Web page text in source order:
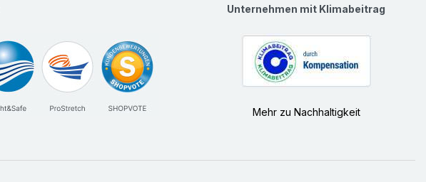
Unternehmen mit Klimabeitrag
Mehr zu Nachhaltigkeit